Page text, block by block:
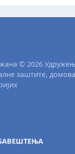
© 2026
заштите,